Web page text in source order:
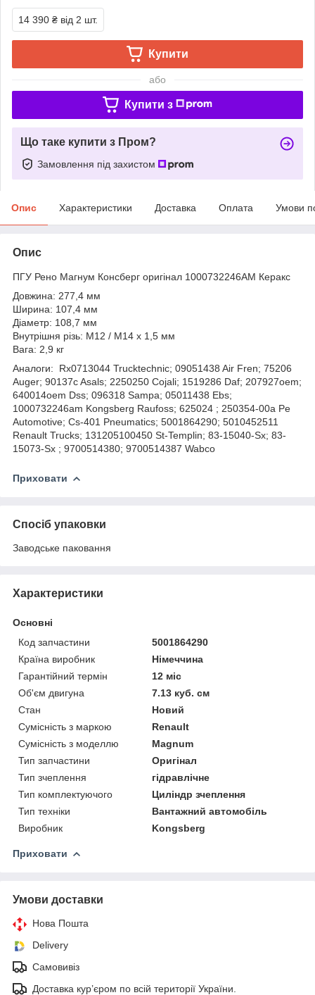
14 390 ₴ від 2 шт.
Купити
або
Купити з
Що таке купити з Пром?
Замовлення під захистом
Опис Характеристики Доставка Оплата Умови
Опис
ПГУ Рено Магнум Консберг оригінал 1000732246AM Керакс
Довжина: 277,4 мм
Ширина: 107,4 мм
Діаметр: 108,7 мм
Внутрішня різь: M12 / M14 x 1,5 мм
Вага: 2,9 кг
Аналоги: Rx0713044 Trucktechnic; 09051438 Air Fren; 75206
Auger; 90137c Asals; 2250250 Cojali; 1519286 Daf; 207927oem;
640014oem Dss; 096318 Sampa; 05011438 Ebs;
1000732246am Kongsberg Raufoss; 625024 ; 250354-00a Pe
Automotive; Cs-401 Pneumatics; 5001864290; 5010452511
Renault Trucks; 131205100450 St-Templin; 83-15040-Sx; 83-
15073-Sx ; 9700514380; 9700514387 Wabco
Приховати
Спосіб упаковки
Заводське паковання
Характеристики
Основні
Код запчастини
5001864290
Країна виробник
Німеччина
Гарантійний термін
12 міс
Об'єм двигуна
7.13 куб. см
Стан
Новий
Сумісність з маркою
Renault
Сумісність з моделлю
Magnum
Тип запчастини
Оригінал
Тип зчеплення
гідравлічне
Тип комплектуючого
Циліндр зчеплення
Тип техніки
Вантажний автомобіль
Виробник
Kongsberg
Приховати
Умови доставки
Нова Пошта
Delivery
Самовивіз
Доставка кур’єром по всій території України.